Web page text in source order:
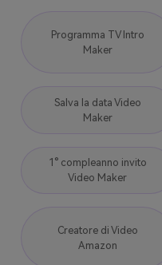
Programma TV Intro
Maker
Salva la data Video
Maker
1° compleanno invito
Video Maker
Creatore di Video
Amazon